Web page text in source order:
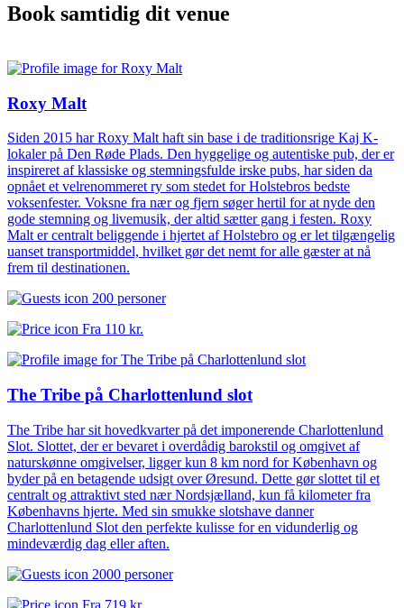
Book samtidig dit venue
Roxy Malt
Siden 2015 har Roxy Malt haft sin base i de traditionsrige Kaj K-
lokaler på Den Røde Plads. Den hyggelige og autentiske pub, der er
inspireret af klassiske og stemningsfulde irske pubs, har siden da
opnået et velrenommeret ry som stedet for Holstebros bedste
voksenfester. Voksne fra nær og fjern søger hertil for at nyde den
gode stemning og livemusik, der altid sætter gang i festen. Roxy
Malt er centralt beliggende i hjertet af Holstebro og er let tilgængelig
uanset transportmiddel, hvilket gør det nemt for alle gæster at nå
frem til destinationen.
200 personer
Fra 110 kr.
The Tribe på Charlottenlund slot
The Tribe har sit hovedkvarter på det imponerende Charlottenlund
Slot. Slottet, der er bevaret i overdådig barokstil og omgivet af
naturskønne omgivelser, ligger kun 8 km nord for København og
byder på en betagende udsigt over Øresund. Dette gør slottet til et
centralt og attraktivt sted nær Nordsjælland, kun få kilometer fra
Københavns hjerte. Med sin smukke slotshave danner
Charlottenlund Slot den perfekte kulisse for en vidunderlig og
mindeværdig dag eller aften.
2000 personer
Fra 719 kr.